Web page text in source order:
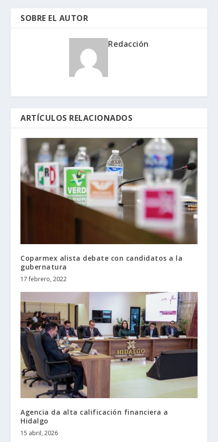
SOBRE EL AUTOR
Redacción
ARTÍCULOS RELACIONADOS
Coparmex alista debate con candidatos a la
gubernatura
17 febrero, 2022
Agencia da alta calificación financiera a
Hidalgo
15 abril, 2026